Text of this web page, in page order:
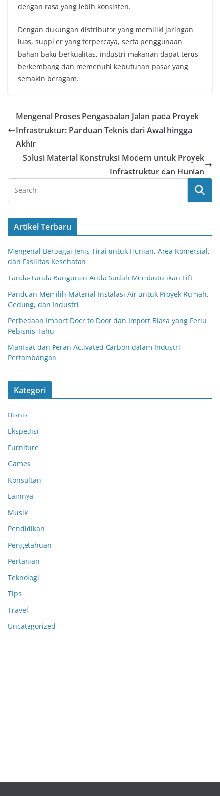
dengan rasa yang lebih konsisten.
Dengan dukungan distributor yang memiliki jaringan
luas, supplier yang terpercaya, serta penggunaan
bahan baku berkualitas, industri makanan dapat terus
berkembang dan memenuhi kebutuhan pasar yang
semakin beragam.
Mengenal Proses Pengaspalan Jalan pada Proyek
Infrastruktur: Panduan Teknis dari Awal hingga
Akhir
Solusi Material Konstruksi Modern untuk Proyek
Infrastruktur dan Hunian
Artikel Terbaru
Mengenal Berbagai Jenis Tirai untuk Hunian, Area Komersial,
dan Fasilitas Kesehatan
Tanda-Tanda Bangunan Anda Sudah Membutuhkan Lift
Panduan Memilih Material Instalasi Air untuk Proyek Rumah,
Gedung, dan Industri
Perbedaan Import Door to Door dan Import Biasa yang Perlu
Pebisnis Tahu
Manfaat dan Peran Activated Carbon dalam Industri
Pertambangan
Kategori
Bisnis
Ekspedisi
Furniture
Games
Konsultan
Lainnya
Musik
Pendidikan
Pengetahuan
Pertanian
Teknologi
Tips
Travel
Uncategorized